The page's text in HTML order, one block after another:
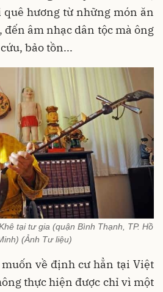
hương từ những món ăn
âm nhạc dân tộc mà ông
bảo tồn...
tại tư gia (quận Bình Thạnh, TP. Hồ
(Ảnh Tư liệu)
về định cư hẳn tại Việt
thực hiện được chỉ vì một